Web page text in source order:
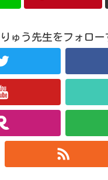
りゅう先生をフォロー